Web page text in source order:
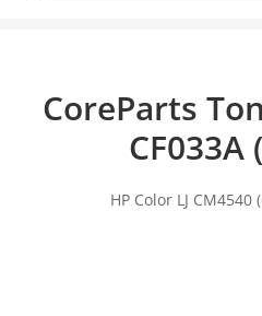
CoreParts
CF033A
HP Color LJ CM4540